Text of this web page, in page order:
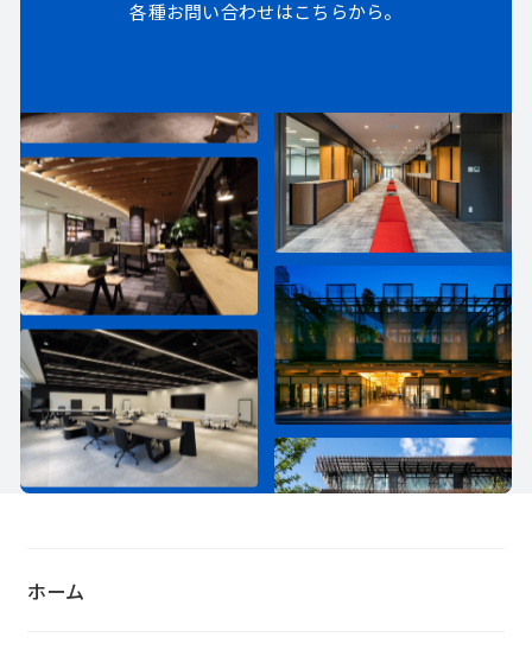
各種お問い合わせはこちらから。
ホーム